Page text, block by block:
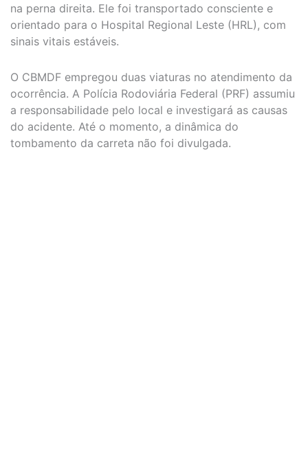
na perna direita. Ele foi transportado consciente e
orientado para o Hospital Regional Leste (HRL), com
sinais vitais estáveis.
O CBMDF empregou duas viaturas no atendimento da
ocorrência. A Polícia Rodoviária Federal (PRF) assumiu
a responsabilidade pelo local e investigará as causas
do acidente. Até o momento, a dinâmica do
tombamento da carreta não foi divulgada.